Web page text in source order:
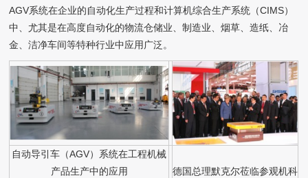
AGV系统在企业的自动化生产过程和计算机综合生产系统（CIMS）
中、尤其是在高度自动化的物流仓储业、制造业、烟草、造纸、冶
金、洁净车间等特种行业中应用广泛。
自动导引车（AGV）系统在工程机械
产品生产中的应用
德国总理默克尔莅临参观机科